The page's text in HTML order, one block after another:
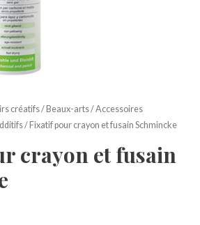
créatifs/ Beaux-arts/Accessoires
/ Fixatif pour crayon et fusain Schmincke
crayon et fusain